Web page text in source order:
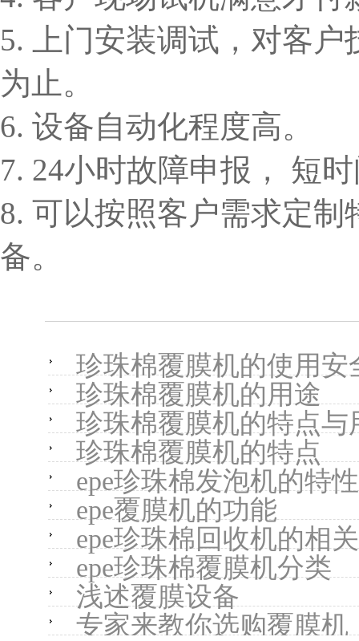
5. 上门安装调试，对客
为止。
6. 设备自动化程度高。
7. 24小时故障申报， 短
8. 可以按照客户需求定制
备。
珍珠棉覆膜机的使用安
珍珠棉覆膜机的用途
珍珠棉覆膜机的特点与
珍珠棉覆膜机的特点
epe珍珠棉发泡机的特性
epe覆膜机的功能
epe珍珠棉回收机的相
epe珍珠棉覆膜机分类
浅述覆膜设备
专家来教你选购覆膜机